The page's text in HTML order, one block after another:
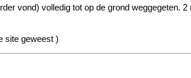
vond) volledig tot op de grond weggegeten.
site geweest)